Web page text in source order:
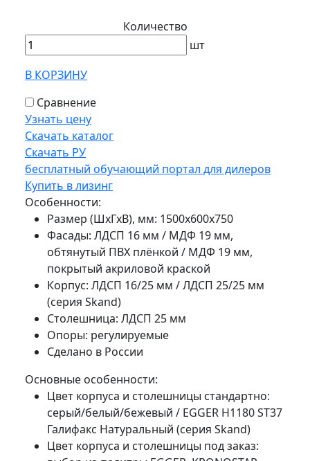
Количество
шт
В КОРЗИНУ
Сравнение
Узнать цену
Скачать каталог
Скачать РУ
бесплатный обучающий портал для дилеров
Купить в лизинг
Особенности:
Размер (ШхГхВ), мм: 1500х600х750
Фасады: ЛДСП 16 мм / МДФ 19 мм,
обтянутый ПВХ плёнкой / МДФ 19 мм,
покрытый акриловой краской
Корпус: ЛДСП 16/25 мм / ЛДСП 25/25 мм
(серия Skand)
Столешница: ЛДСП 25 мм
Опоры: регулируемые
Сделано в России
Основные особенности:
Цвет корпуса и столешницы стандартно:
серый/белый/бежевый / EGGER H1180 ST37
Галифакс Натуральный (серия Skand)
Цвет корпуса и столешницы под заказ: